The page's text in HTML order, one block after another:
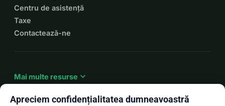
Centru de asistență
Taxe
Contactează-ne
Mai multe resurse expand_more
Apreciem confidențialitatea dumneavoastră